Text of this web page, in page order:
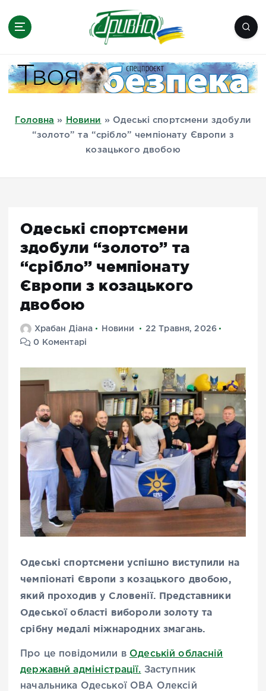
Миколаїв, Одеса, Мелітополь
Головна » Новини » Одеські спортсмени здобули
“золото” та “срібло” чемпіонату Європи з
козацького двобою
Одеські спортсмени
здобули “золото” та
“срібло” чемпіонату
Європи з козацького
двобою
Храбан Діана Новини
22 Травня, 2026
0 Коментарі
Одеські спортсмени успішно виступили на
чемпіонаті Європи з козацького двобою,
який проходив у Словенії. Представники
Одеської області вибороли золоту та
срібну медалі міжнародних змагань.
Про це повідомили в Одеській обласній
державнй адміністрації. Заступник
начальника Одеської ОВА Олексій